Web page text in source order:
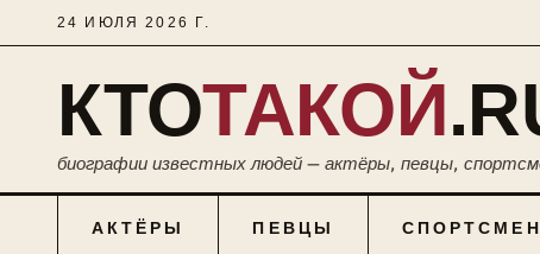
24 ИЮЛЯ 2026 Г.
КТОТАКОЙ
биографии известных людей — актёры, певцы,
АКТЁРЫ ПЕВЦЫ